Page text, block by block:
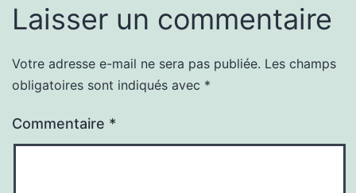
Laisser un commentaire
Votre adresse e-mail ne sera pas publiée. Les champs
obligatoires sont indiqués avec *
Commentaire *